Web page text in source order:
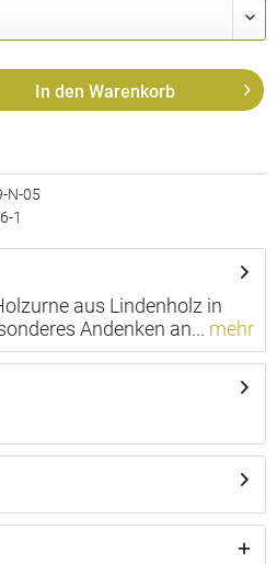
In den Warenkorb
N-05
1
aus Lindenholz in
Andenken an... mehr